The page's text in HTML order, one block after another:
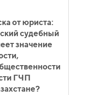
от юриста:
судебный
значение
ГЧП